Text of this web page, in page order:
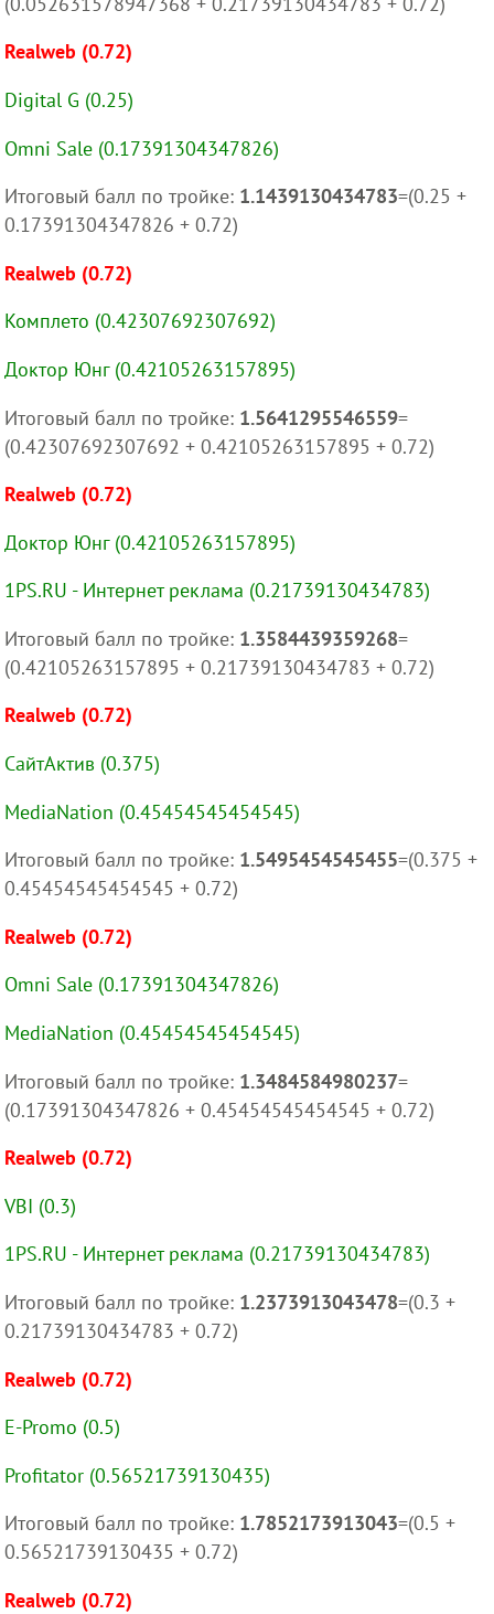
Realweb (0.72)
Digital G (0.25)
Omni Sale (0.17391304347826)
Итоговый балл по тройке: 1.1439130434783=(0.25 +
0.17391304347826 + 0.72)
Realweb (0.72)
Комплето (0.42307692307692)
Доктор Юнг (0.42105263157895)
Итоговый балл по тройке: 1.5641295546559=
(0.42307692307692 + 0.42105263157895 + 0.72)
Realweb (0.72)
Доктор Юнг (0.42105263157895)
1PS.RU - Интернет реклама (0.21739130434783)
Итоговый балл по тройке: 1.3584439359268=
(0.42105263157895 + 0.21739130434783 + 0.72)
Realweb (0.72)
СайтАктив (0.375)
MediaNation (0.45454545454545)
Итоговый балл по тройке: 1.5495454545455=(0.375 +
0.45454545454545 + 0.72)
Realweb (0.72)
Omni Sale (0.17391304347826)
MediaNation (0.45454545454545)
Итоговый балл по тройке: 1.3484584980237=
(0.17391304347826 + 0.45454545454545 + 0.72)
Realweb (0.72)
VBI (0.3)
1PS.RU - Интернет реклама (0.21739130434783)
Итоговый балл по тройке: 1.2373913043478=(0.3 +
0.21739130434783 + 0.72)
Realweb (0.72)
E-Promo (0.5)
Profitator (0.56521739130435)
Итоговый балл по тройке: 1.7852173913043=(0.5 +
0.56521739130435 + 0.72)
Realweb (0.72)